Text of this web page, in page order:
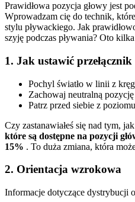
Prawidłowa pozycja głowy jest
Wprowadzam cię do technik,
stylu pływackiego. Jak
szyję podczas pływania? Oto
1. Jak ustawić przełącznik
Pochyl światło w linii z
Zachowaj neutralną pozycję
Patrz przed siebie z
Czy zastanawiałeś się nad tym,
które są dostępne na pozycji
15% . To duża zmiana, która
2. Orientacja wzrokowa
Informacje dotyczące dystrybucji